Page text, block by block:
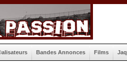
Bandes Annonces Films